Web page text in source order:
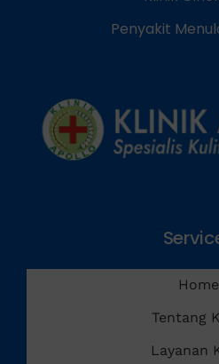
Penyakit
Home
Tentang
Layanan